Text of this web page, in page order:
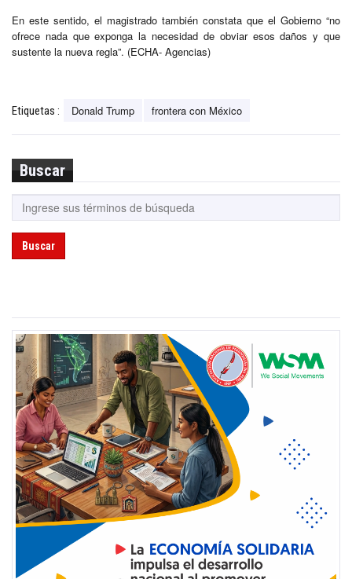
En este sentido, el magistrado también constata que el Gobierno “no
ofrece nada que exponga la necesidad de obviar esos daños y que
sustente la nueva regla”. (ECHA- Agencias)
Etiquetas : Donald Trump frontera con México
Buscar
Buscar